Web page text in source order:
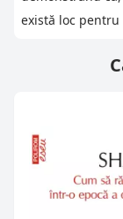
există loc